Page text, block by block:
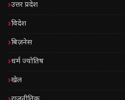
उत्तर प्रदेश
विदेश
बिज़नेस
धर्म ज्योतिष
खेल